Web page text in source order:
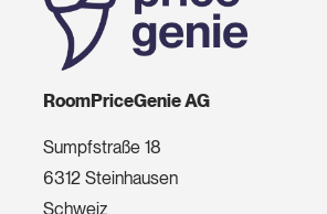
RoomPriceGenie AG
Sumpfstraße 18
6312 Steinhausen
Schweiz